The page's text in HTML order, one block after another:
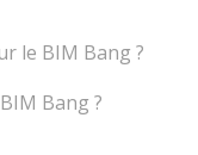
le BIM Bang ?
Bang ?